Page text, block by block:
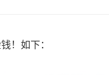
！如下：